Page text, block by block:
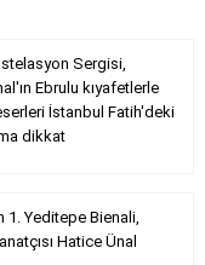
Sergisi,
Ebrulu kıyafetlerle
İstanbul Fatih'deki
dikkat
1. Yeditepe Bienali,
Hatice Ünal